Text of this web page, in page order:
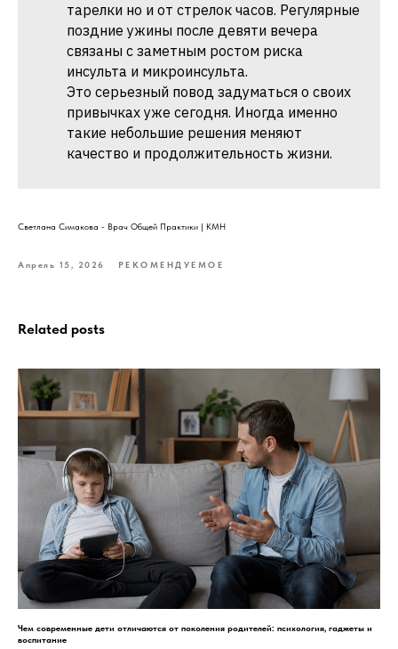
тарелки но и от стрелок часов. Регулярные
поздние ужины после девяти вечера
связаны с заметным ростом риска
инсульта и микроинсульта.
Это серьезный повод задуматься о своих
привычках уже сегодня. Иногда именно
такие небольшие решения меняют
качество и продолжительность жизни.
Светлана Симакова - Врач Общей Практики | КМН
Апрель 15, 2026 РЕКОМЕНДУЕМОЕ
Related posts
Чем современные дети отличаются от поколения родителей: психология, гаджеты и
воспитание